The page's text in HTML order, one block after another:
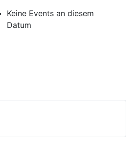
Keine Events an diesem
Datum